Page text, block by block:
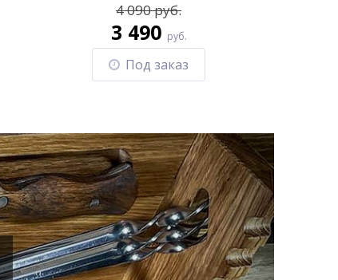
4 090 руб.
3 490 руб.
Под заказ